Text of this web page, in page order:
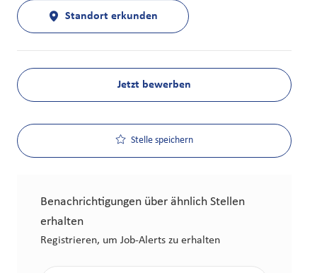
Standort erkunden
Jetzt bewerben
Stelle speichern
Benachrichtigungen über ähnlich Stellen
erhalten
Registrieren, um Job-Alerts zu erhalten